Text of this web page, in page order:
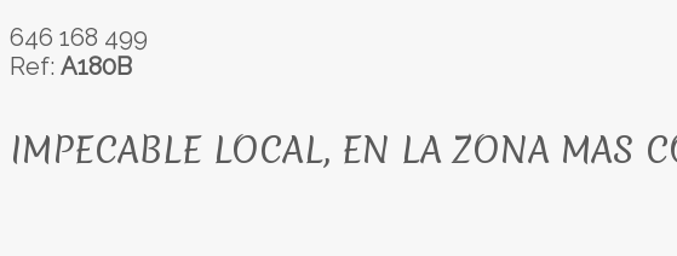
646 168 499
Ref: A180B
IMPECABLE LOCAL, EN LA ZONA MAS